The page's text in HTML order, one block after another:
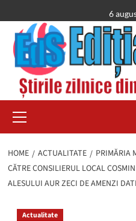
to
content
6
Menu
HOME ACTUALITATE
PRIMĂRIA
CĂTRE CONSILIERUL LOCAL
ALESULUI AUR ZECI DE AMENZI
Actualitate